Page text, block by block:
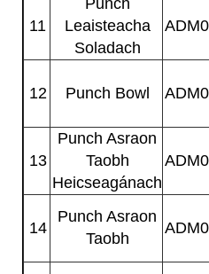
11
Punch
Leaisteacha
Soladach
12 Punch Bowl
13
Punch Asraon
Taobh
Heicseagánach
14
Punch Asraon
Taobh